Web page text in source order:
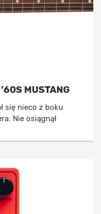
MUSTANG
się nieco z boku
Nie osiągnął